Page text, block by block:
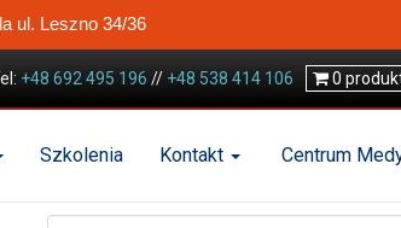
ul. Leszno 34/36
+48 692 495 196 // +48 538 414 106 0
Szkolenia Kontakt Centrum